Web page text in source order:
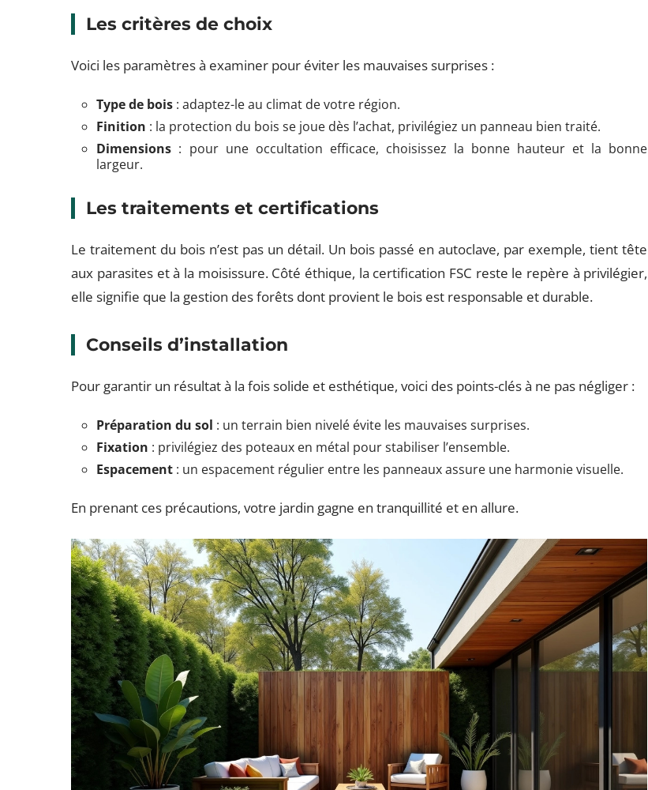
Les critères de choix
Voici les paramètres à examiner pour éviter les mauvaises surprises :
Type de bois : adaptez-le au climat de votre région.
Finition : la protection du bois se joue dès l’achat, privilégiez un panneau bien traité.
Dimensions : pour une occultation efficace, choisissez la bonne hauteur et la bonne
largeur.
Les traitements et certifications
Le traitement du bois n’est pas un détail. Un bois passé en autoclave, par exemple, tient tête
aux parasites et à la moisissure. Côté éthique, la certification FSC reste le repère à privilégier,
elle signifie que la gestion des forêts dont provient le bois est responsable et durable.
Conseils d’installation
Pour garantir un résultat à la fois solide et esthétique, voici des points-clés à ne pas négliger :
Préparation du sol : un terrain bien nivelé évite les mauvaises surprises.
Fixation : privilégiez des poteaux en métal pour stabiliser l’ensemble.
Espacement : un espacement régulier entre les panneaux assure une harmonie visuelle.
En prenant ces précautions, votre jardin gagne en tranquillité et en allure.